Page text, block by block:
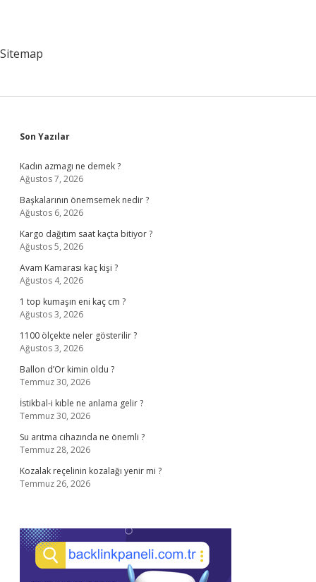
Sitemap
Sidebar
Son Yazılar
Kadın azmagı ne demek ?
Ağustos 7, 2026
Başkalarının önemsemek nedir ?
Ağustos 6, 2026
Kargo dağıtım saat kaçta bitiyor ?
Ağustos 5, 2026
Avam Kamarası kaç kişi ?
Ağustos 4, 2026
1 top kumaşın eni kaç cm ?
Ağustos 3, 2026
1100 ölçekte neler gösterilir ?
Ağustos 3, 2026
Ballon d’Or kimin oldu ?
Temmuz 30, 2026
İstikbal-i kıble ne anlama gelir ?
Temmuz 30, 2026
Su arıtma cihazında ne önemli ?
Temmuz 28, 2026
Kozalak reçelinin kozalağı yenir mi ?
Temmuz 26, 2026